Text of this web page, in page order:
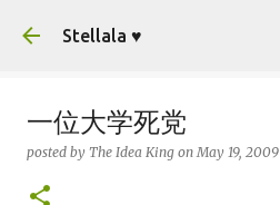
Stellala ♥
一位大学死党
posted by The Idea King onMay 19, 2009